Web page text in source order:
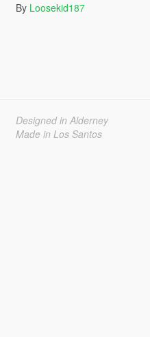
By Loosekid187
Designed in Alderney
Made in Los Santos